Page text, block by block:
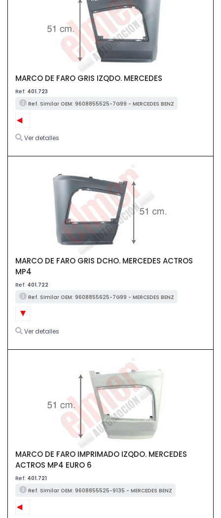
MARCO DE FARO GRIS IZQDO. MERCEDES
Ref: 401.723
Ref. Similar OEM: 9608855525-7G99 - MERCEDES BENZ
Ver detalles
MARCO DE FARO GRIS DCHO. MERCEDES ACTROS
MP4
Ref: 401.722
Ref. Similar OEM: 9608855625-7G99 - MERCEDES BENZ
Ver detalles
MARCO DE FARO IMPRIMADO IZQDO. MERCEDES
ACTROS MP4 EURO 6
Ref: 401.721
Ref. Similar OEM: 9608855525-9135 - MERCEDES BENZ